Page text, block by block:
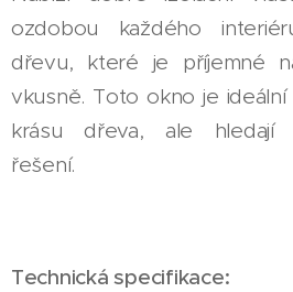
ozdobou každého
dřevu, které je příjemné
vkusně. Toto okno je
krásu dřeva, ale hledají
řešení.
Technická specifikace: